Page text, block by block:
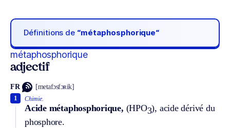
Définitions de “métaphosphorique“
métaphosphorique
adjectif
FR [metafɔsfɔʀik]
Chimie.
Acide métaphosphorique, (HPO3), acide dérivé du
phosphore.
1